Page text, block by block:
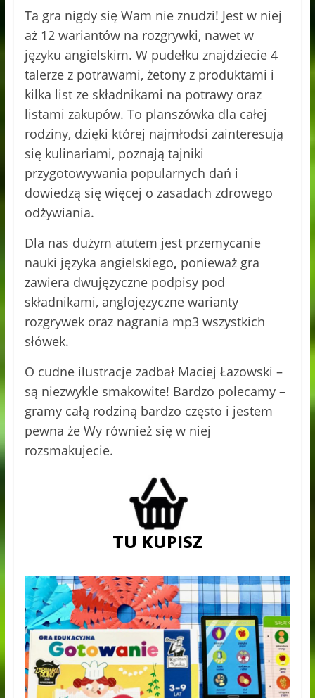
Ta gra nigdy się Wam nie znudzi! Jest w niej
aż 12 wariantów na rozgrywki, nawet w
języku angielskim. W pudełku znajdziecie 4
talerze z potrawami, żetony z produktami i
kilka list ze składnikami na potrawy oraz
listami zakupów. To planszówka dla całej
rodziny, dzięki której najmłodsi zainteresują
się kulinariami, poznają tajniki
przygotowywania popularnych dań i
dowiedzą się więcej o zasadach zdrowego
odżywiania.
Dla nas dużym atutem jest przemycanie
nauki języka angielskiego, ponieważ gra
zawiera dwujęzyczne podpisy pod
składnikami, anglojęzyczne warianty
rozgrywek oraz nagrania mp3 wszystkich
słówek.
O cudne ilustracje zadbał Maciej Łazowski –
są niezwykle smakowite! Bardzo polecamy –
gramy całą rodziną bardzo często i jestem
pewna że Wy również się w niej
rozsmakujecie.